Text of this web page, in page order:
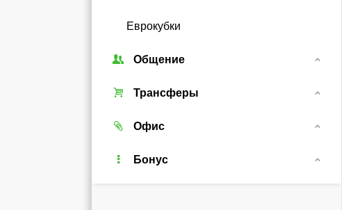
Еврокубки
Общение
Союзы
Форум
Чат
Трансферы
Трансферный рынок
Реальные игроки
Офис
Легенды
Бонус